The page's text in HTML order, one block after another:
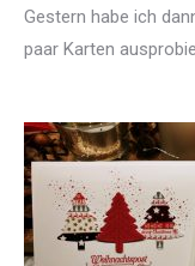
Gestern habe ich
paar Karten